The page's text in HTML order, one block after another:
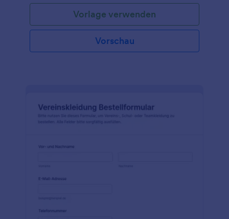
Modebestellformularvorlage können Sie Ihren
Onlineshop im Handumdrehen einrichten und
anpassen. Durch einfaches Drag & Drop erhalten Sie
das gewünschte Aussehen, integrieren es in
leistungsstarke Anwendungen von Drittanbietern
Kunden die Bestellung von Artikeln in Ihrem
Geschäft erleichtern und die Anzahl der
mit dem einfach zu bedienenden Formulargenerator
Drag & Drop, um das Layout neu anzuordnen, laden
um loszulegen. Sie können sogar Zahlungen für
Vorlage verwenden
Vorschau